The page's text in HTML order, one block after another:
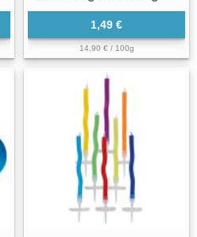
1,49 €
14,90 € / 100g